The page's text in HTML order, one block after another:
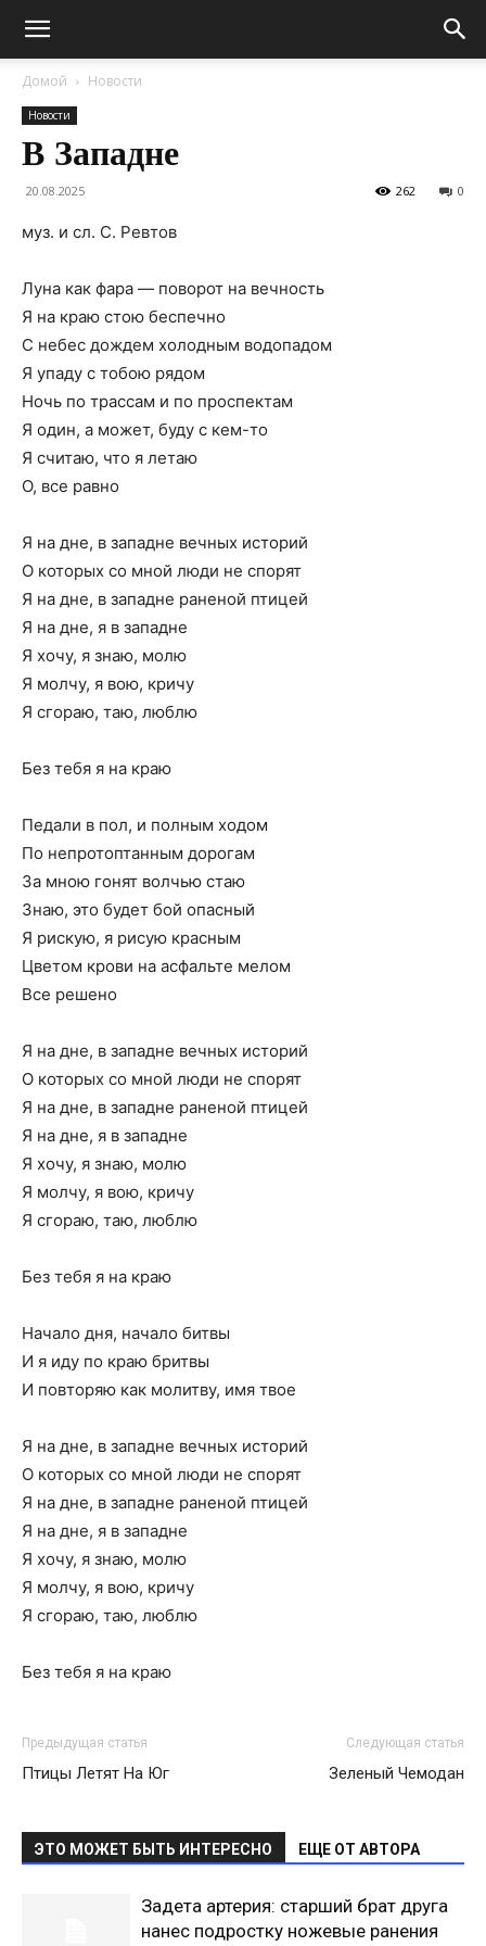
Домой Новости
Новости
В Западне
20.08.2025 0
262
муз. и сл. С. Ревтов
Луна как фара — поворот на вечность
Я на краю стою беспечно
С небес дождем холодным водопадом
Я упаду с тобою рядом
Ночь по трассам и по проспектам
Я один, а может, буду с кем-то
Я считаю, что я летаю
О, все равно
Я на дне, в западне вечных историй
О которых со мной люди не спорят
Я на дне, в западне раненой птицей
Я на дне, я в западне
Я хочу, я знаю, молю
Я молчу, я вою, кричу
Я сгораю, таю, люблю
Без тебя я на краю
Педали в пол, и полным ходом
По непротоптанным дорогам
За мною гонят волчью стаю
Знаю, это будет бой опасный
Я рискую, я рисую красным
Цветом крови на асфальте мелом
Все решено
Я на дне, в западне вечных историй
О которых со мной люди не спорят
Я на дне, в западне раненой птицей
Я на дне, я в западне
Я хочу, я знаю, молю
Я молчу, я вою, кричу
Я сгораю, таю, люблю
Без тебя я на краю
Начало дня, начало битвы
И я иду по краю бритвы
И повторяю как молитву, имя твое
Я на дне, в западне вечных историй
О которых со мной люди не спорят
Я на дне, в западне раненой птицей
Я на дне, я в западне
Я хочу, я знаю, молю
Я молчу, я вою, кричу
Я сгораю, таю, люблю
Без тебя я на краю
Предыдущая статья
Птицы Летят На Юг
Следующая статья
Зеленый Чемодан
ЭТО МОЖЕТ БЫТЬ ИНТЕРЕСНО ЕЩЕ ОТ АВТОРА
Задета артерия: старший брат друга
нанес подростку ножевые ранения